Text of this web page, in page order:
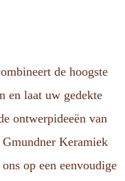
de hoogste
en laat uw gedekte
ontwerpideeën van
Keramiek
op een eenvoudige